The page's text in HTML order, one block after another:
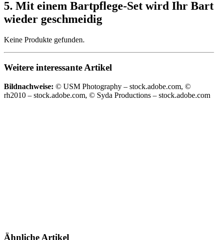
5. Mit einem Bartpflege-Set wird Ihr Bart
wieder geschmeidig
Keine Produkte gefunden.
Weitere interessante Artikel
Bildnachweise: © USM Photography – stock.adobe.com, ©
rh2010 – stock.adobe.com, © Syda Productions – stock.adobe.com
Ähnliche Artikel